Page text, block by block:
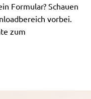
Formular? Schauen
vorbei.
zum